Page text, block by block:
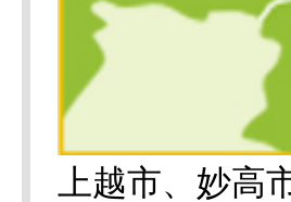
上越市、妙高